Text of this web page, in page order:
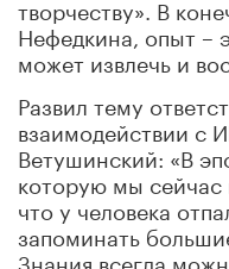
творчеству». В
Нефедкина, опыт –
может извлечь и
Развил тему
взаимодействии с
Ветушинский: «В
которую мы сейчас
что у человека
запоминать
Знания всегда